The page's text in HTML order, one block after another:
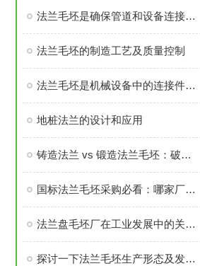
法兰毛坯是确保管道和设备连接密封性、承载力的基础
法兰毛坯的制造工艺及质量控制
法兰毛坯是机械设备中的连接件之一
地桩法兰的设计和应用
铸造法兰 vs 锻造法兰毛坯：破坏性测试告诉你谁更耐用
国标法兰毛坯采购必看：哪家厂家的售后与口碑经得起考验？
法兰盘毛坯厂在工业发展中的关键角色
探讨一下法兰毛坯生产形态及发展前景